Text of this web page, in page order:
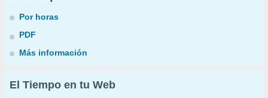
Por horas
PDF
Más información
El Tiempo en tu Web